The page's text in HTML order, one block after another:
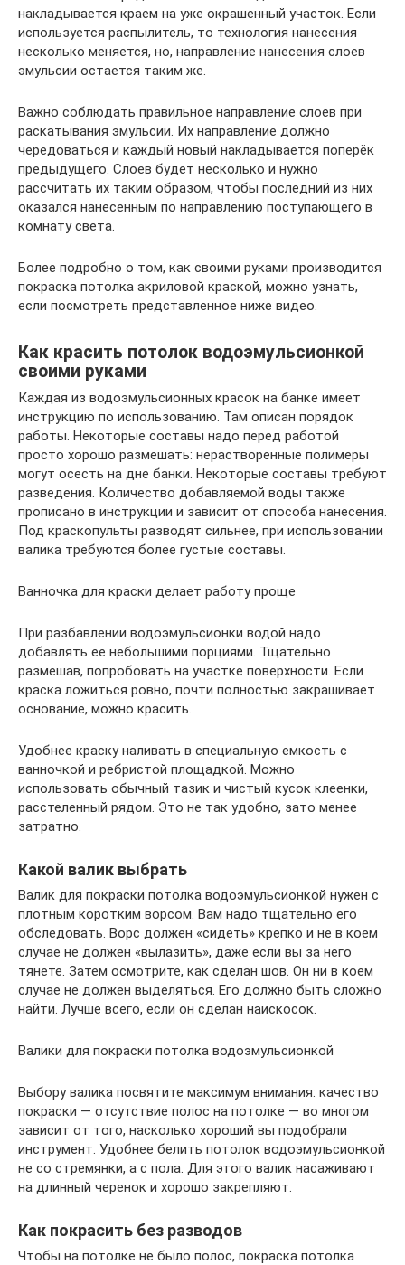
накладывается краем на уже окрашенный участок. Если
используется распылитель, то технология нанесения
несколько меняется, но, направление нанесения слоев
эмульсии остается таким же.
Важно соблюдать правильное направление слоев при
раскатывания эмульсии. Их направление должно
чередоваться и каждый новый накладывается поперёк
предыдущего. Слоев будет несколько и нужно
рассчитать их таким образом, чтобы последний из них
оказался нанесенным по направлению поступающего в
комнату света.
Более подробно о том, как своими руками производится
покраска потолка акриловой краской, можно узнать,
если посмотреть представленное ниже видео.
Как красить потолок водоэмульсионкой
своими руками
Каждая из водоэмульсионных красок на банке имеет
инструкцию по использованию. Там описан порядок
работы. Некоторые составы надо перед работой
просто хорошо размешать: нерастворенные полимеры
могут осесть на дне банки. Некоторые составы требуют
разведения. Количество добавляемой воды также
прописано в инструкции и зависит от способа нанесения.
Под краскопульты разводят сильнее, при использовании
валика требуются более густые составы.
Ванночка для краски делает работу проще
При разбавлении водоэмульсионки водой надо
добавлять ее небольшими порциями. Тщательно
размешав, попробовать на участке поверхности. Если
краска ложиться ровно, почти полностью закрашивает
основание, можно красить.
Удобнее краску наливать в специальную емкость с
ванночкой и ребристой площадкой. Можно
использовать обычный тазик и чистый кусок клеенки,
расстеленный рядом. Это не так удобно, зато менее
затратно.
Какой валик выбрать
Валик для покраски потолка водоэмульсионкой нужен с
плотным коротким ворсом. Вам надо тщательно его
обследовать. Ворс должен «сидеть» крепко и не в коем
случае не должен «вылазить», даже если вы за него
тянете. Затем осмотрите, как сделан шов. Он ни в коем
случае не должен выделяться. Его должно быть сложно
найти. Лучше всего, если он сделан наискосок.
Валики для покраски потолка водоэмульсионкой
Выбору валика посвятите максимум внимания: качество
покраски — отсутствие полос на потолке — во многом
зависит от того, насколько хороший вы подобрали
инструмент. Удобнее белить потолок водоэмульсионкой
не со стремянки, а с пола. Для этого валик насаживают
на длинный черенок и хорошо закрепляют.
Как покрасить без разводов
Чтобы на потолке не было полос, покраска потолка